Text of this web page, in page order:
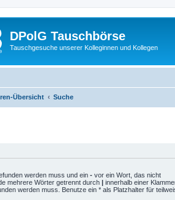
DPolG Tauschbörse
Tauschgesuche unserer Kolleginnen und Kollegen
Übersicht Suche
werden muss und ein - vor ein Wort, das nicht
mehrere Wörter getrennt durch | innerhalb einer
werden muss. Benutze ein * als Platzhalter für